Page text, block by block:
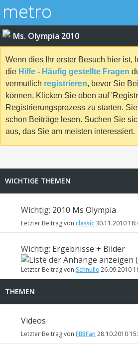
Ms. Olympia 2010
Wenn dies Ihr erster Besuch hier ist,
die Hilfe - Häufig gestellte Fragen
vermutlich registrieren, bevor Sie
können. Klicken Sie oben auf
Registrierungsprozess zu starten.
schon Beiträge lesen. Suchen Sie
aus, das Sie am meisten interessiert.
WICHTIGE THEMEN
Wichtig: 2010 Ms Olympia
Letzter Beitrag von classic30.11.2010
Wichtig: Ergebnisse + Bilder
Letzter Beitrag von Schnulle26.09.2010
THEMEN
Videos
Letzter Beitrag von FBBFan 28.10.2010